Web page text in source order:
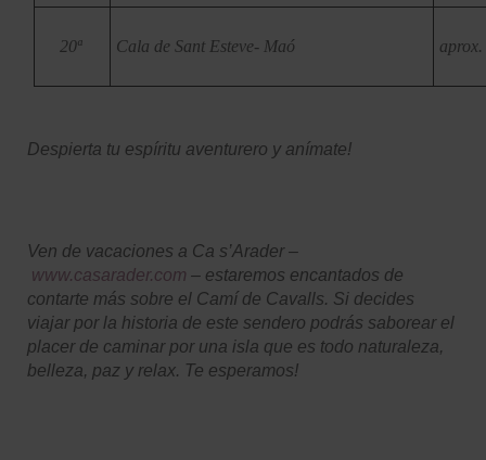
20ª Cala de Sant Esteve- Maó
Despierta tu espíritu aventurero y anímate!
Ven de vacaciones a Ca s’Arader –
www.casarader.com – estaremos encantados de
contarte más sobre el Camí de Cavalls. Si decides
viajar por la historia de este sendero podrás saborear el
placer de caminar por una isla que es todo naturaleza,
belleza, paz y relax. Te esperamos!